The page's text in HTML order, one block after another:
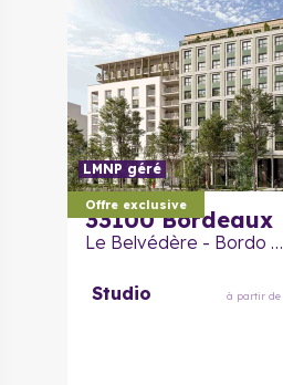
Offre exclusive
LMNP géré
33100 Bordeaux
Le Belvédère - Bordo Alto
Studio à partir de